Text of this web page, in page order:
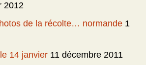
2012
de la récolte… normande 1
14 janvier 11 décembre 2011